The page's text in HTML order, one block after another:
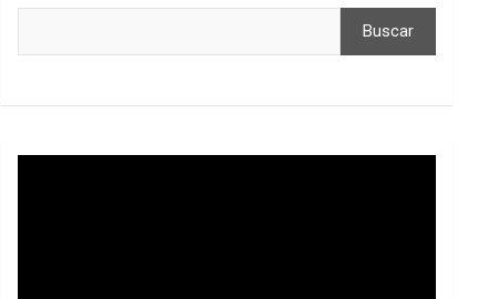
Buscar